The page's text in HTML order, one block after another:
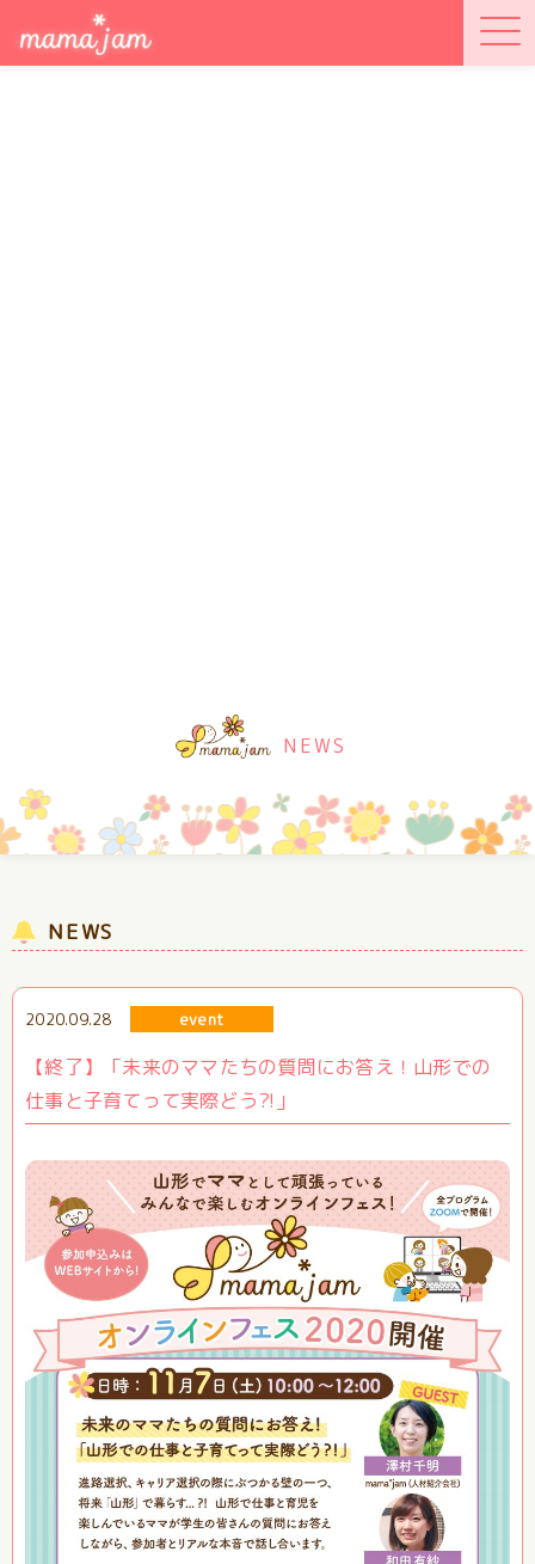
NEWS
NEWS
2020.09.28 event
【終了】「未来のママたちの質問にお答え！山形での
仕事と子育てって実際どう?!」